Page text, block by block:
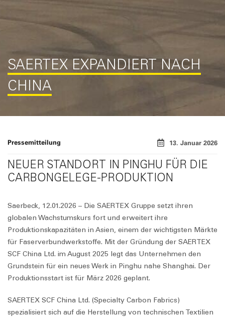
SAERTEX EXPANDIERT NACH
CHINA
Pressemitteilung 13. Januar 2026
NEUER STANDORT IN PINGHU FÜR DIE
CARBONGELEGE-PRODUKTION
Saerbeck, 12.01.2026 – Die SAERTEX Gruppe setzt ihren
globalen Wachstumskurs fort und erweitert ihre
Produktionskapazitäten in Asien, einem der wichtigsten Märkte
für Faserverbundwerkstoffe. Mit der Gründung der SAERTEX
SCF China Ltd. im August 2025 legt das Unternehmen den
Grundstein für ein neues Werk in Pinghu nahe Shanghai. Der
Produktionsstart ist für März 2026 geplant.
SAERTEX SCF China Ltd. (Specialty Carbon Fabrics)
spezialisiert sich auf die Herstellung von technischen Textilien